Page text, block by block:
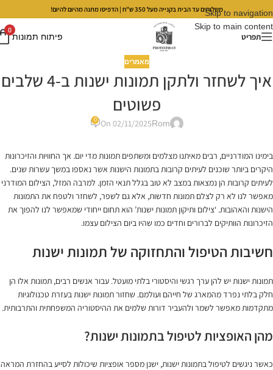
Skip to navigation
Skip to main content
משלוחים עד הבית בקנייה מעל 350 ש"ח | הדפיסו מתנה מהיום להיום!
תפריט פיתוח תמונות
0
מאמרים
איך לשחזר ולתקן תמונות ישנות ב-4 שלבים
פשוטים
Rom
On 02/11/2025
0
בימינו המודרניים, רבים מאיתנו מצלמים ומשתפים תמונות מדי יום. אך החוויות והזיכרונות
היקרים ביותר שוכנים לעיתים קרובות בתמונות הישנות אשר נאספו במשך עשרות שנים.
לעיתים קרובות הן נמצאות במצב לא טוב בגלל תנאי הזמן. למרבה המזל, הצילום המודרני
מאפשר לנו לא רק לצלם תמונות חדשות, אלא גם לשפר, לשחזר ולטפח את התמונות
הישנות והאהובות. ‘צילום ותיקון תמונות ישנות’ הוא תחום ייחודי שמאפשר לנו להפוך את
הזיכרונות הוותיקים לברורים וחדים כמו שהיו ביום הצילום עצמו.
חשיבות הטיפול והתחזוקה של תמונות ישנות
תמונות ישנות יש להן ערך רגשי והיסטורי בלתי מועטל. עבור אנשים רבים, תמונות אלו הן
חלק בלתי נפרד מהמארג של חייהם ועולמם. שחזור תמונות ישנות בעזרת טכנולוגיות
מתקדמות מאפשר לשמר ולהעביר דורות שלמים את ההיסטוריה המשפחתית והתרבותית.
מהן האופציות לטיפול בתמונות ישנות?
כאשר ניגשים לטיפול בתמונות ישנות, ישנן מספר אופציות שיכולות לסייע בהחזרת המראה